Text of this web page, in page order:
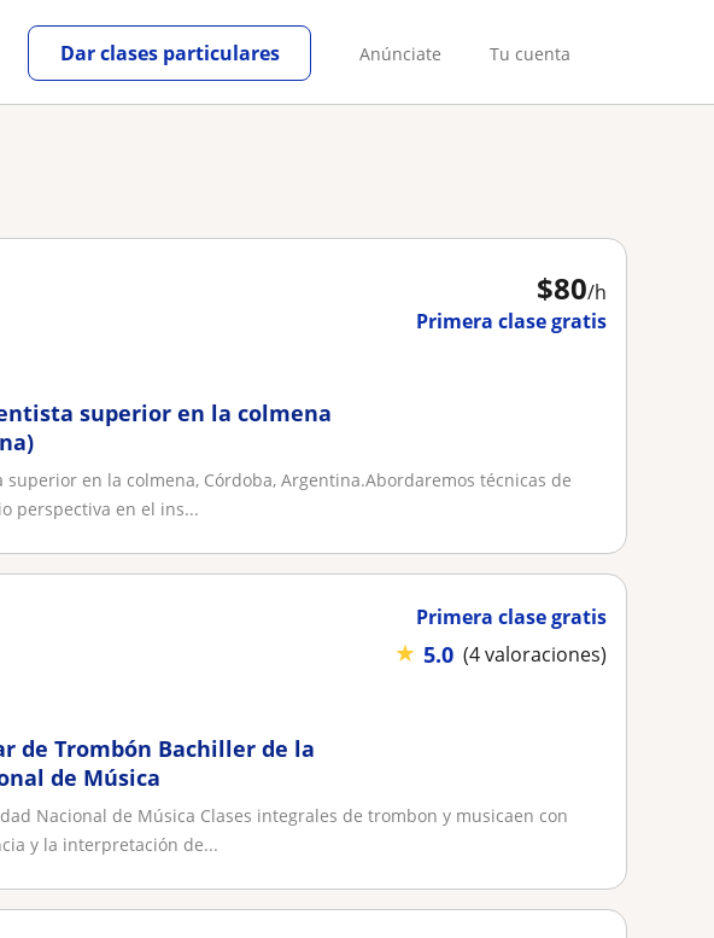
Anúnciate Tu cuenta
Dar clases particulares
$80/h
Primera clase gratis
superior en la colmena
en la colmena, Córdoba, Argentina.Abordaremos técnicas de
perspectiva en el ins...
Primera clase gratis
★ 5.0 (4 valoraciones)
de Trombón Bachiller de la
de Música
Nacional de Música Clases integrales de trombon y musicaen con
y la interpretación de...